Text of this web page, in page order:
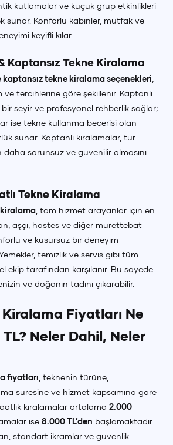
kutlamalar ve küçük grup etkinlikleri
sunar. Konforlu kabinler, mutfak ve
keyifli kılar.
Kaptansız Tekne Kiralama
kaptansız tekne kiralama seçenekleri
tercihlerine göre şekillenir. Kaptanlı
seyir ve profesyonel rehberlik sağlar;
ise tekne kullanma becerisi olan
sunar. Kaptanlı kiralamalar, tur
daha sorunsuz ve güvenilir olmasını
Tekne Kiralama
, tam hizmet arayanlar için en
aşçı, hostes ve diğer mürettebat
ve kusursuz bir deneyim
temizlik ve servis gibi tüm
ekip tarafından karşılanır. Bu sayede
ve doğanın tadını çıkarabilir.
Fiyatları Ne
Neler Dahil, Neler
fiyatları , teknenin türüne,
süresine ve hizmet kapsamına göre
kiralamalar ortalama2.000
ise8.000 TL’den başlamaktadır.
standart ikramlar ve güvenlik